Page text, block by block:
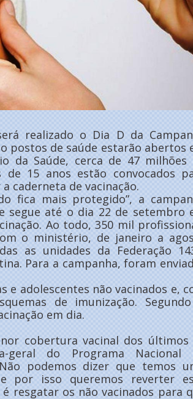
realizado o Dia D da
postos de saúde estarão abertos
da Saúde, cerca de 47 milhões
de 15 anos estão convocados
caderneta de vacinação.
fica mais protegido”, a
segue até o dia 22 de setembro
Ao todo, 350 mil
o ministério, de janeiro a
as unidades da Federação
Para a campanha, foram
e adolescentes não vacinados e,
de imunização.
em dia.
cobertura vacinal dos últimos
geral do Programa Nacional
podemos dizer que temos
por isso queremos reverter
resgatar os não vacinados para